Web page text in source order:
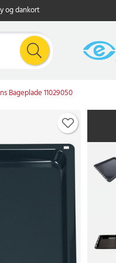
og dankort
Bageplade 11029050